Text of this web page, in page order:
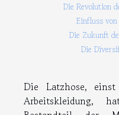
Die Revolution
Einfluss
Die Zukunft
Die
Die Latzhose,
Arbeitskleidung,